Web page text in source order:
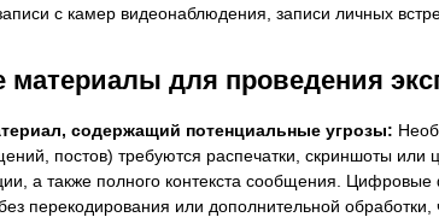
с камер видеонаблюдения, записи личных
для проведения
содержащий потенциальные угрозы:
постов) требуются распечатки, скриншоты
а также полного контекста сообщения.
перекодирования или дополнительной